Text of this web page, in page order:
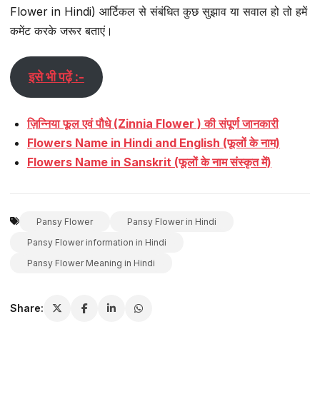
Flower in Hindi) आर्टिकल से संबंधित कुछ सुझाव या सवाल हो तो हमें
कमेंट करके जरूर बताएं।
इसे भी पढ़ें :-
ज़िन्निया फूल एवं पौधे (Zinnia Flower ) की संपूर्ण जानकारी
Flowers Name in Hindi and English (फूलों के नाम)
Flowers Name in Sanskrit (फूलों के नाम संस्कृत में)
Pansy Flower
Pansy Flower in Hindi
Pansy Flower information in Hindi
Pansy Flower Meaning in Hindi
Share: